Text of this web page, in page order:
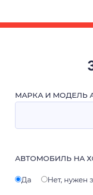
МАРКА И МОДЕЛЬ
АВТОМОБИЛЬ НА
Да Нет, нужен